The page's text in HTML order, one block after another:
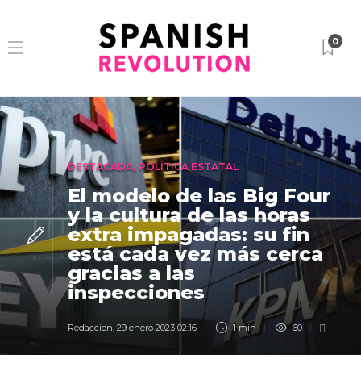
0
DESTACADA, POLÍTICA ESTATAL
El modelo de las Big Four
y la cultura de las horas
extra impagadas: su fin
está cada vez más cerca
gracias a las
inspecciones
Redaccion, 29 enero 2023 02:16 1 min 60